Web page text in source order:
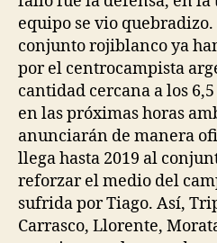
equipo se vio
conjunto rojiblanco ya
por el centrocampista
cantidad cercana a los
en las próximas horas
anunciarán de manera
llega hasta 2019 al
reforzar el medio del
sufrida por Tiago. Así,
Carrasco, Llorente,